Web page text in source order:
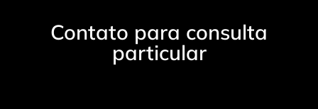
Contato para consulta
particular